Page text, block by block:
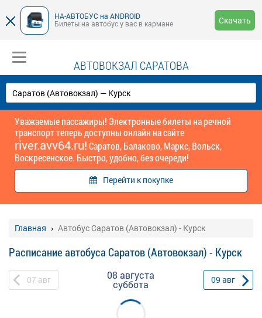
НА-АВТОБУС на ANDROID
Билеты на автобус у вас в кармане
Скачать
АВТОВОКЗАЛ САРАТОВА
Уважаемые пассажиры! Электронные билеты на речной
транспорт теперь доступны онлайн на сайте
river.avv64.ru!Саратов, Балаково, Маркс, Вольск,
Воскресенское. Быстро, удобно, без очереди!
Перейти к покупке
Главная Автобус Саратов (Автовокзал) - Курск
Расписание автобуса Саратов (Автовокзал) - Курск
07 авг 08 августа
суббота 09 авг